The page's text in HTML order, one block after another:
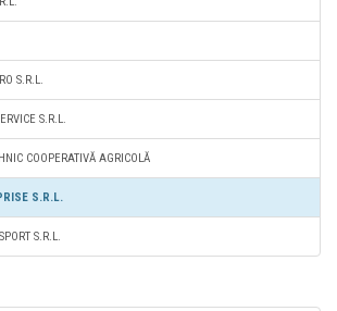
S.R.L.
S.R.L.
COOPERATIVĂ AGRICOLĂ
S.R.L.
S.R.L.